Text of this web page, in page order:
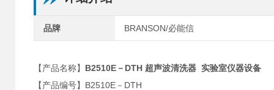
品牌 BRANSON/必能信
【产品名称】 B2510E－DTH 超声波清洗器 实验室仪器设备
【产品编号】B2510E－DTH